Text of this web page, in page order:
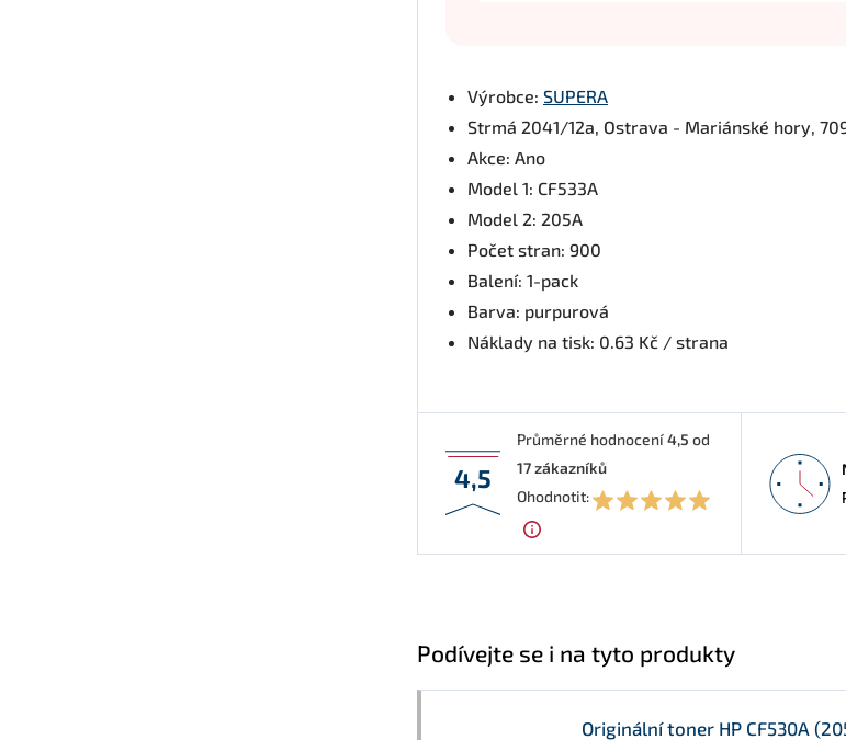
Výrobce: SUPERA
Strmá 2041/12a, Ostrava - Mariánské hory,
Akce: Ano
Model 1: CF533A
Model 2: 205A
Počet stran: 900
Balení: 1-pack
Barva: purpurová
Náklady na tisk: 0.63 Kč / strana
4,5
Průměrné hodnocení4,5 od
17zákazníků
Ohodnotit:
Podívejte se i na tyto produkty
Originální toner HP CF530A